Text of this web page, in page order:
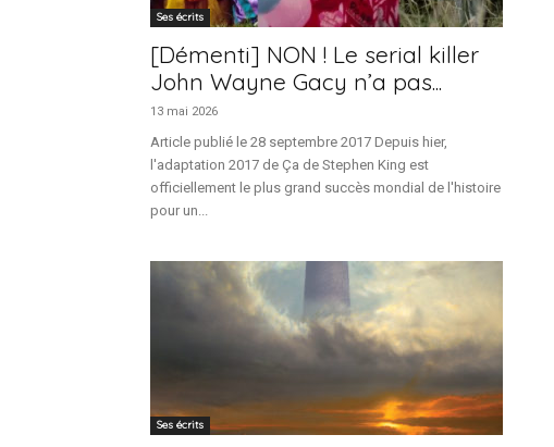
Ses écrits
[Démenti] NON ! Le serial killer
John Wayne Gacy n’a pas...
13 mai 2026
Article publié le 28 septembre 2017 Depuis hier,
l'adaptation 2017 de Ça de Stephen King est
officiellement le plus grand succès mondial de l'histoire
pour un...
Ses écrits